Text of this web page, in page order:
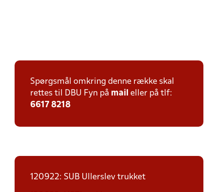
Spørgsmål omkring denne række skal
rettes til DBU Fyn på mail eller på tlf:
6617 8218
120922: SUB Ullerslev trukket